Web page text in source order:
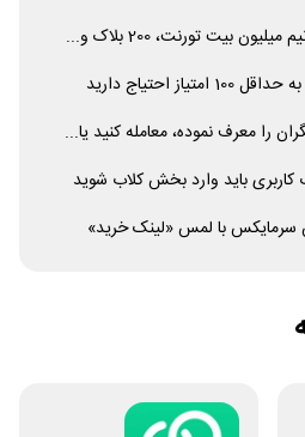
احتیاج دارید
را معرف نموده، معامله کنید یا...
باید وارد بخش کلاب شوید
سرمایکس با لمس «لینک خرید»